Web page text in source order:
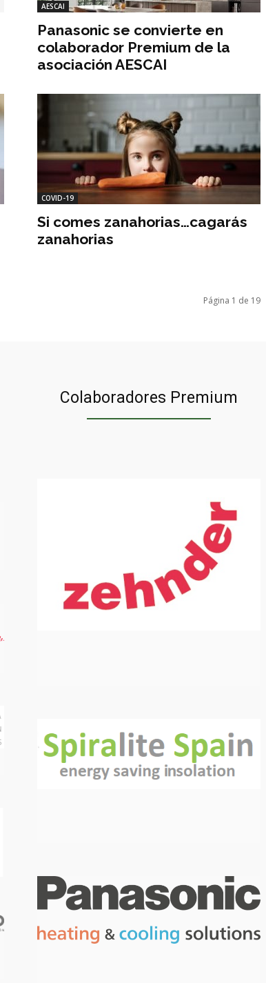
AESCAI
Panasonic se convierte en
colaborador Premium de la
asociación AESCAI
COVID-19
Si comes zanahorias…cagarás
zanahorias
Página 1 de 19
Colaboradores Premium